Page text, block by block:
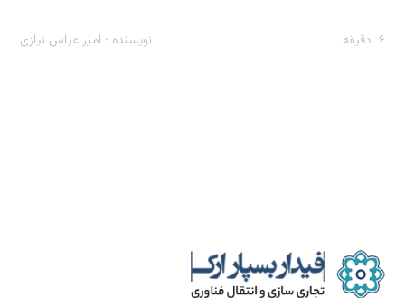
6 دقیقه نویسنده : امیر عباس نیازی